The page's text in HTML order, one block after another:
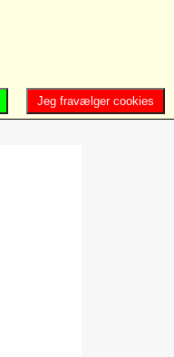
Jeg fravælger cookies